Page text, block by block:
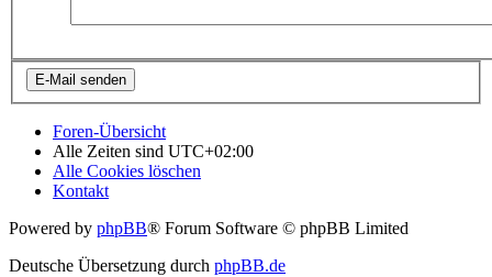
Foren-Übersicht
Alle Zeiten sind UTC+02:00
Alle Cookies löschen
Kontakt
Powered by phpBB® Forum Software © phpBB Limited
Deutsche Übersetzung durch phpBB.de